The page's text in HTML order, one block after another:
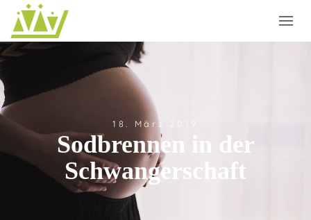
18. März 2019
Sodbrennen in der
Schwangerschaft